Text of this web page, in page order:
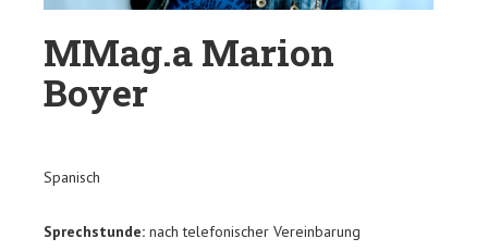
MMag.a Marion
Boyer
Spanisch
Sprechstunde: nach telefonischer Vereinbarung